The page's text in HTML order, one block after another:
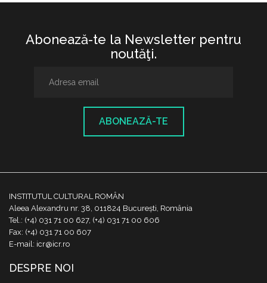
Abonează-te la Newsletter pentru
noutăţi.
ABONEAZĂ-TE
INSTITUTUL CULTURAL ROMÂN
Aleea Alexandru nr. 38, 011824 București, România
Tel.: (+4) 031 71 00 627, (+4) 031 71 00 606
Fax: (+4) 031 71 00 607
E-mail: icr@icr.ro
DESPRE NOI